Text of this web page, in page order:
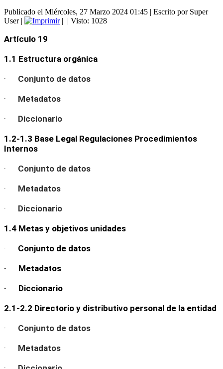
Publicado el Miércoles, 27 Marzo 2024 01:45 | Escrito por Super
User| | | Visto: 1028
Artículo 19
1.1 Estructura orgánica
· Conjunto de datos
· Metadatos
· Diccionario
1.2-1.3 Base Legal Regulaciones Procedimientos
Internos
· Conjunto de datos
· Metadatos
· Diccionario
1.4 Metas y objetivos unidades
· Conjunto de datos
· Metadatos
· Diccionario
2.1-2.2 Directorio y distributivo personal de la entidad
· Conjunto de datos
· Metadatos